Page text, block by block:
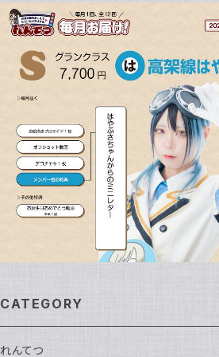
Sグランクラス毎月お届け2026！高架
¥7,700
SOLD OUT
CATEGORY
れんてつ